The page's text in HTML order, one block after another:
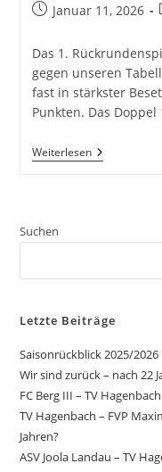
BeitragJanuar 11, 2026
Das 1.
gegen unseren
fast in stärkster
Punkten. Das Doppel
WeiterlesenTV
Hagenbach
III
Suchen
Letzte Beiträge
Saisonrückblick 2025/2026
Wir sind zurück – nach 22
FC Berg III – TV
TV Hagenbach – FVP
Jahren?
ASV Joola Landau – TV